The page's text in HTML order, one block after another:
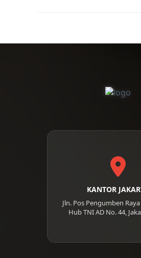
KANTOR
Jln. Pos Pengumben
Hub TNI AD No. 44,